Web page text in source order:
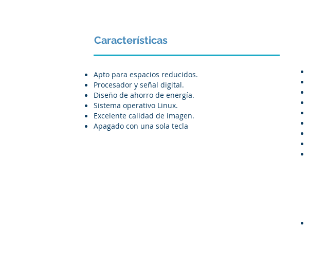
Características
Apto para espacios reducidos.
Procesador y señal digital.
Diseño de ahorro de energía.
Sistema operativo Linux.
Excelente calidad de imagen.
Apagado con una sola tecla